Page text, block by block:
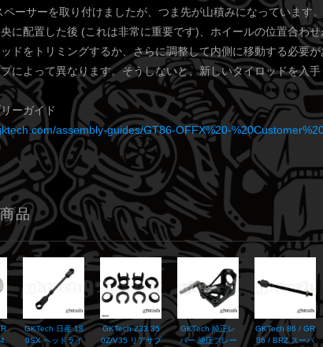
ペーサーを取り付けましたが、つま先が山積みになっています
に配置した後 (これは非常に重要です)、ホイールの位置合わ
ドをトリミングするか、さらに調整して内側に移動する必要
によって異なります。そうしないと、新しいタイロッドを入
ーガイド
assembly-guides/GT86-OFFX%20-
品
GKTech 日産 18
0SX ヘッドライ
GKTech Z33 35
0Z/V35 リアサブ
GKTech 純正レ
バー 油圧ブレー
GKTech 86 / GR
86 / BRZ スーパ